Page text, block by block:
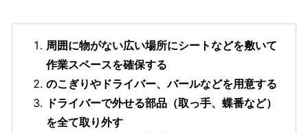
周囲に物がない広い場所にシートなどを敷いて
作業スペースを確保する
のこぎりやドライバー、バールなどを用意する
ドライバーで外せる部品（取っ手、蝶番など）
を全て取り外す